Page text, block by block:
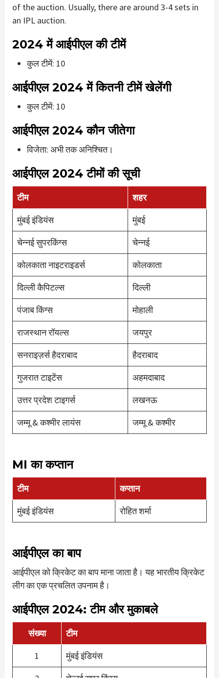
of the auction. Usually, there are around 3-4 sets in
an IPL auction.
2024 में आईपीएल की टीमें
कुल टीमें: 10
आईपीएल 2024 में कितनी टीमें खेलेंगी
कुल टीमें: 10
आईपीएल 2024 कौन जीतेगा
विजेता: अभी तक अनिश्चित।
आईपीएल 2024 टीमों की सूची
टीम
शहर
मुंबई इंडियंस
मुंबई
चेन्नई सुपरकिंग्स
चेन्नई
कोलकाता नाइटराइडर्स
कोलकाता
दिल्ली कैपिटल्स
दिल्ली
पंजाब किंग्स
मोहाली
राजस्थान रॉयल्स
जयपुर
सनराइज़र्स हैदराबाद
हैदराबाद
गुजरात टाइटेंस
अहमदाबाद
उत्तर प्रदेश टाइगर्स
लखनऊ
जम्मू & कश्मीर लायंस
जम्मू & कश्मीर
MI का कप्तान
टीम
कप्तान
मुंबई इंडियंस
रोहित शर्मा
आईपीएल का बाप
आईपीएल को क्रिकेट का बाप माना जाता है। यह भारतीय क्रिकेट
लीग का एक प्रचलित उपनाम है।
आईपीएल 2024: टीम और मुकाबले
संख्या
टीम
1
मुंबई इंडियंस